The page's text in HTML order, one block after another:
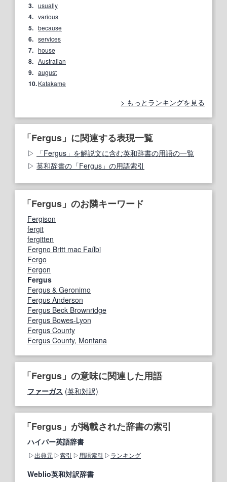
3. usually
4. various
5. because
6. services
7. house
8. Australian
9. august
10.Katakame
もっとランキングを見る
「Fergus」に関連する表現一覧
「Fergus」を解説文に含む英和辞書の用語の一覧
英和辞書の「Fergus」の用語索引
「Fergus」のお隣キーワード
Fergison
fergit
fergitten
Fergno Britt mac Faílbi
Fergo
Fergon
Fergus
Fergus & Geronimo
Fergus Anderson
Fergus Beck Brownridge
Fergus Bowes-Lyon
Fergus County
Fergus County, Montana
「Fergus」の意味に関連した用語
ファーガス (英和対訳)
「Fergus」が掲載された辞書の索引
ハイパー英語辞書
出典元 索引 用語索引 ランキング
Weblio英和対訳辞書